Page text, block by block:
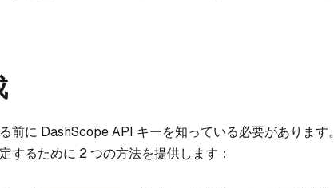
前に DashScope API キーを知っている必要があります。
するために 2 つの方法を提供します：